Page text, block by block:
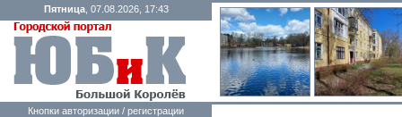
Пятница, 07.08.2026, 17:43
Кнопки авторизации / регистрации